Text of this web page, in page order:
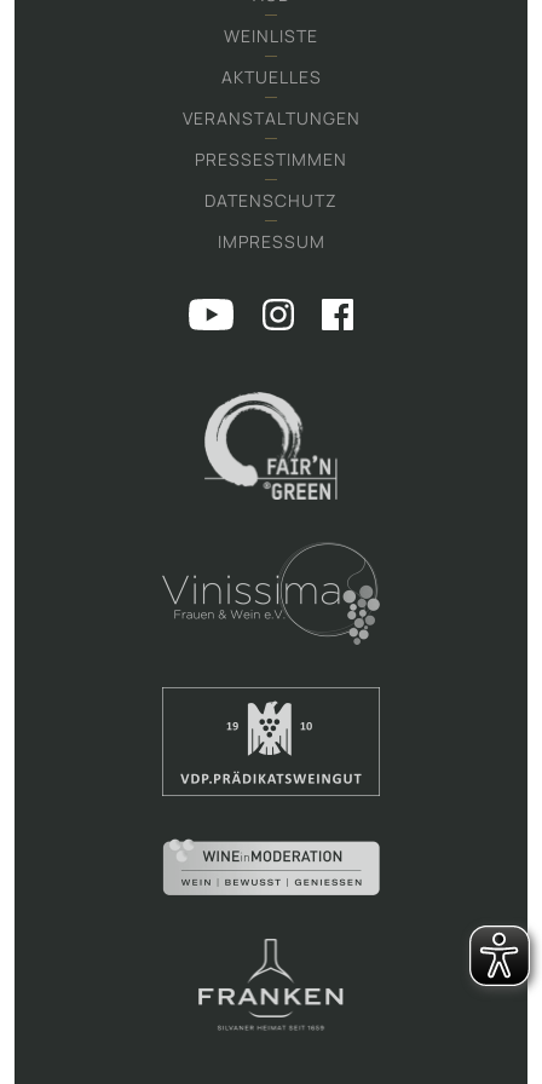
WEINLISTE
AKTUELLES
VERANSTALTUNGEN
PRESSESTIMMEN
DATENSCHUTZ
IMPRESSUM